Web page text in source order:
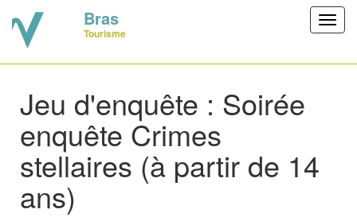
Bras
Tourisme
Jeu d'enquête : Soirée
enquête Crimes
stellaires (à partir de 14
ans)